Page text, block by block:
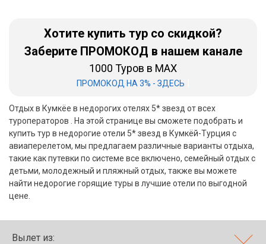
Хотите купить тур со скидкой?
Заберите ПРОМОКОД в нашем канале
1000 Туров в MAX
ПРОМОКОД НА 3% - ЗДЕСЬ
Отдых в Кумкёе в недорогих отелях 5* звезд от всех
туроператоров . На этой странице вы сможете подобрать и
купить тур в недорогие отели 5* звезд в Кумкёй-Турция с
авиаперелетом, мы предлагаем различные варианты отдыха,
такие как путевки по системе все включено, семейный отдых с
детьми, молодежный и пляжный отдых, также вы можете
найти недорогие горящие туры в лучшие отели по выгодной
цене.
Вылет из:
Хайнань
Занзибар
Абхазия
Большой Сочи
Кав Мин Воды
VIP отели 5 звезд